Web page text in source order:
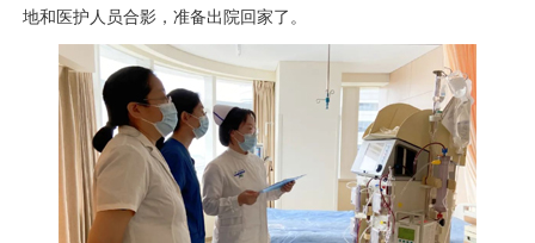
地和医护人员合影，准备出院回家了。